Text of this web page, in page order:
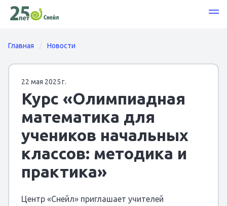
Главная Новости
22 мая 2025 г.
Курс «Олимпиадная
математика для
учеников начальных
классов: методика и
практика»
Центр «Снейл» приглашает учителей